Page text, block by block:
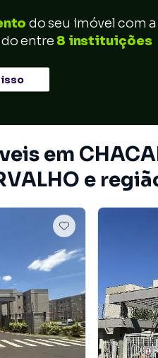
do seu imóvel com a
entre 8 instituições
em
e